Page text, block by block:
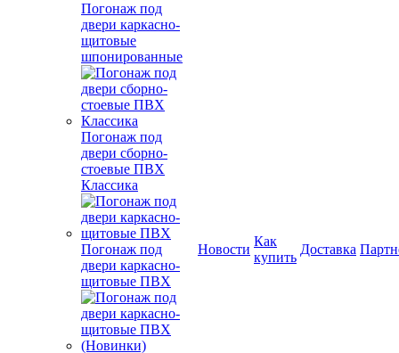
Погонаж под
двери каркасно-
щитовые
шпонированные
Погонаж под
двери сборно-
стоевые ПВХ
Классика
Погонаж под
двери каркасно-
щитовые ПВХ
Новости
Как
купить
Доставка